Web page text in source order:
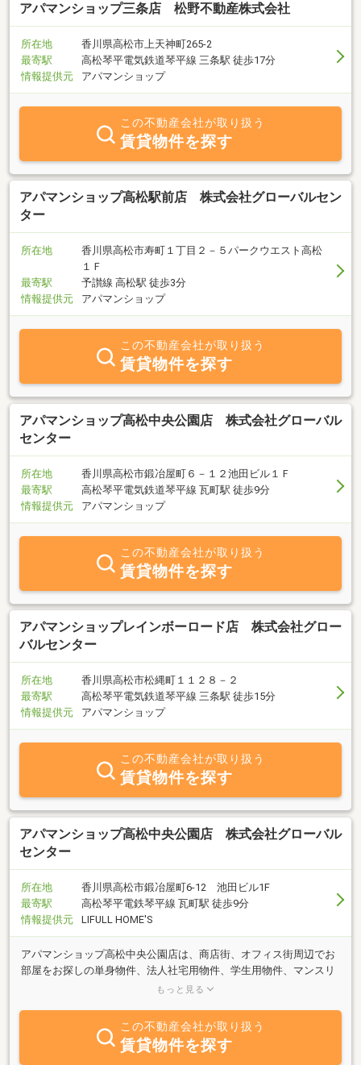
アパマンショップ三条店 松野不動産株式会社
所在地
香川県高松市上天神町265-2
最寄駅
高松琴平電気鉄道琴平線 三条駅 徒歩17分
情報提供元
アパマンショップ
この不動産会社が取り扱う
賃貸物件を探す
アパマンショップ高松駅前店 株式会社グローバルセン
ター
所在地
香川県高松市寿町１丁目２－５パークウエスト高松
１Ｆ
最寄駅
予讃線 高松駅 徒歩3分
情報提供元
アパマンショップ
この不動産会社が取り扱う
賃貸物件を探す
アパマンショップ高松中央公園店 株式会社グローバル
センター
所在地
香川県高松市鍛冶屋町６－１２池田ビル１Ｆ
最寄駅
高松琴平電気鉄道琴平線 瓦町駅 徒歩9分
情報提供元
アパマンショップ
この不動産会社が取り扱う
賃貸物件を探す
アパマンショップレインボーロード店 株式会社グロー
バルセンター
所在地
香川県高松市松縄町１１２８－２
最寄駅
高松琴平電気鉄道琴平線 三条駅 徒歩15分
情報提供元
アパマンショップ
この不動産会社が取り扱う
賃貸物件を探す
アパマンショップ高松中央公園店 株式会社グローバル
センター
所在地
香川県高松市鍛冶屋町6-12 池田ビル1F
最寄駅
高松琴平電鉄琴平線 瓦町駅 徒歩9分
情報提供元
LIFULL HOME'S
アパマンショップ高松中央公園店は、商店街、オフィス街周辺でお
部屋をお探しの単身物件、法人社宅用物件、学生用物件、マンスリ
ー物件を豊富に取り扱っております！お車でお越しのお客様は提携
もっと見る
この不動産会社が取り扱う
賃貸物件を探す